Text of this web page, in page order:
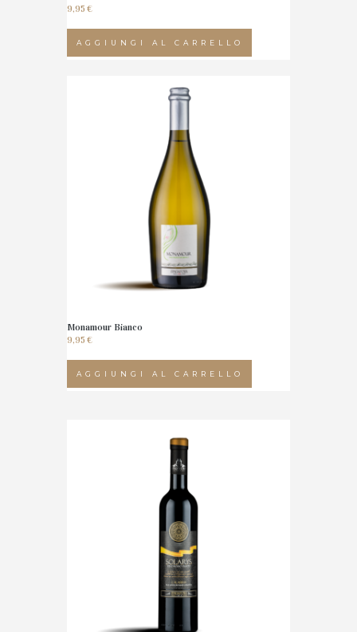
9,95 €
AGGIUNGI AL CARRELLO
Monamour Bianco
9,95 €
AGGIUNGI AL CARRELLO